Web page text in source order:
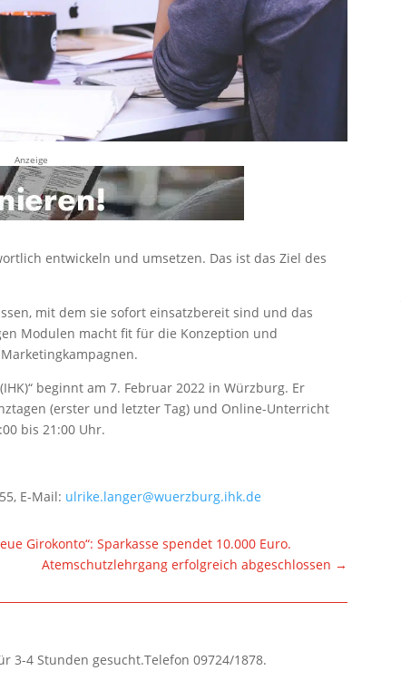
Anzeige
entwickeln und umsetzen. Das ist das Ziel des
mit dem sie sofort einsatzbereit sind und das
Modulen macht fit für die Konzeption und
beginnt am 7. Februar 2022 in Würzburg. Er
(erster und letzter Tag) und Online-Unterricht
bis 21:00 Uhr.
E-Mail: ulrike.langer@wuerzburg.ihk.de
Girokonto“: Sparkasse spendet 10.000 Euro.
Atemschutzlehrgang erfolgreich abgeschlossen →
3-4 Stunden gesucht.Telefon 09724/1878.